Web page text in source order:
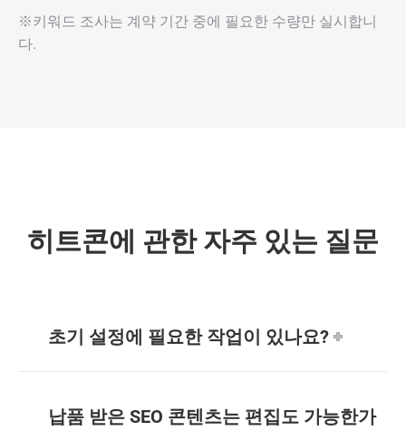
※키워드 조사는 계약 기간 중에 필요한 수량만 실시합니
다.
히트콘에 관한 자주 있는 질문
초기 설정에 필요한 작업이 있나요?
납품 받은 SEO 콘텐츠는 편집도 가능한가